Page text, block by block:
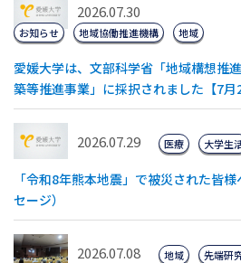
2026.07.30
愛媛大学は、文部科学省「地域構想推
築等推進事業」に採択されました【7月
お知らせ 地域協働推進機構 地域
2026.07.29
「令和8年熊本地震」で被災された皆
セージ）
医療 大学生
2026.07.08 地域 先端研